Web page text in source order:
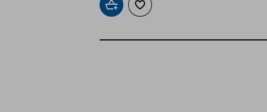
Προσθήκη στο καλάθι
Προσθήκη στα αγαπημένα